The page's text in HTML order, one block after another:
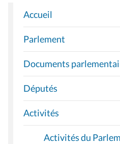
N
A
V
I
G
A
T
I
O
Accueil
Parlement
Documents
Députés
Activités
Activités du